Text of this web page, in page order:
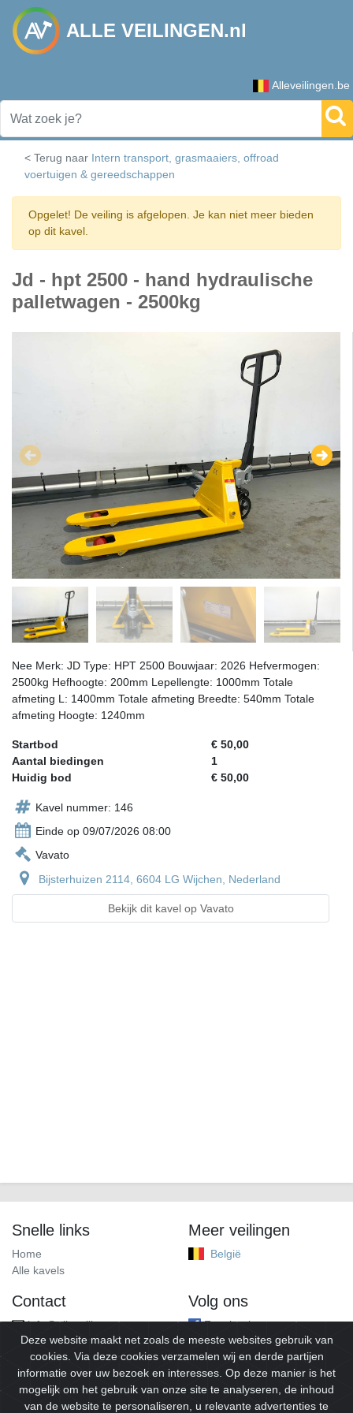
ALLE VEILINGEN.nl
Alleveilingen.be
< Terug naar Intern transport, grasmaaiers, offroad
voertuigen & gereedschappen
Opgelet! De veiling is afgelopen. Je kan niet meer bieden
op dit kavel.
Jd - hpt 2500 - hand hydraulische
palletwagen - 2500kg
Nee Merk: JD Type: HPT 2500 Bouwjaar: 2026 Hefvermogen:
2500kg Hefhoogte: 200mm Lepellengte: 1000mm Totale
afmeting L: 1400mm Totale afmeting Breedte: 540mm Totale
afmeting Hoogte: 1240mm
Startbod
€ 50,00
Aantal biedingen
1
Huidig bod
€ 50,00
Kavel nummer: 146
Einde op 09/07/2026 08:00
Vavato
Bijsterhuizen 2114, 6604 LG Wijchen, Nederland
Bekijk dit kavel op Vavato
Snelle links
Home
Alle kavels
Meer veilingen
België
Contact
info@alleveilingen.net
Volg ons
Facebook
Deze website maakt net zoals de meeste websites gebruik van
cookies. Via deze cookies verzamelen wij en derde partijen
informatie over uw bezoek en interesses. Op deze manier is het
mogelijk om het gebruik van onze site te analyseren, de inhoud
van de website te personaliseren, u relevante advertenties te